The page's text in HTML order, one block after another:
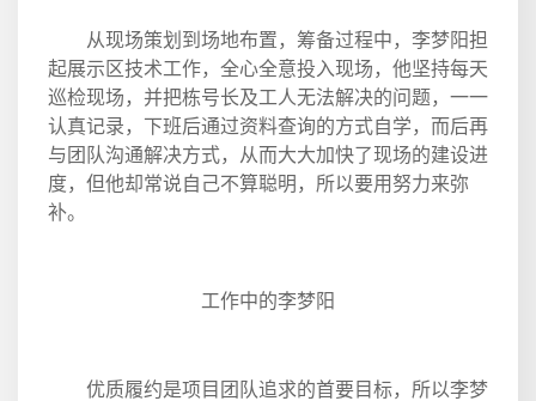
从现场策划到场地布置，筹备过程中，李梦阳担
起展示区技术工作，全心全意投入现场，他坚持每天
巡检现场，并把栋号长及工人无法解决的问题，一一
认真记录，下班后通过资料查询的方式自学，而后再
与团队沟通解决方式，从而大大加快了现场的建设进
度，但他却常说自己不算聪明，所以要用努力来弥
补。
工作中的李梦阳
优质履约是项目团队追求的首要目标，所以李梦